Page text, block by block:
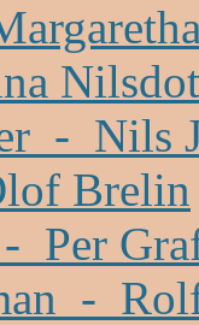
- Nils
Brelin
Per
-